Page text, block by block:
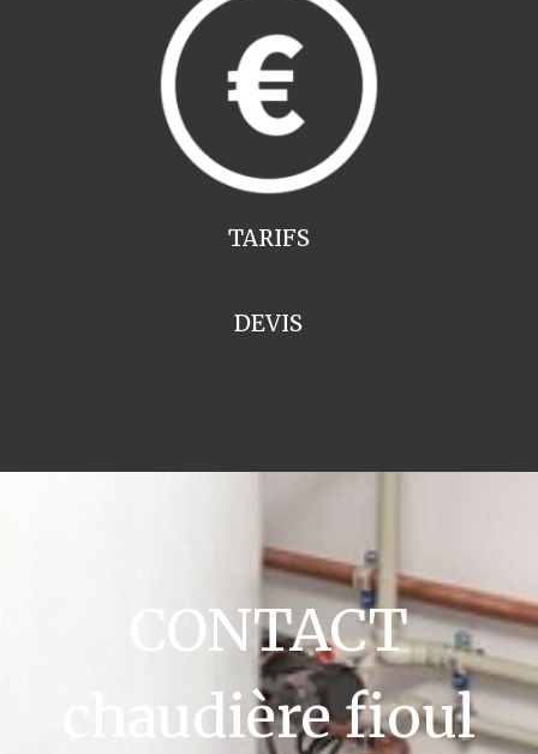
TARIFS
DEVIS
CONTACT
chaudière fioul